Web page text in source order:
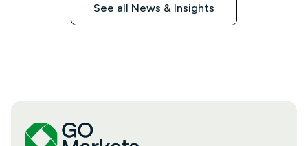
See all News & Insights